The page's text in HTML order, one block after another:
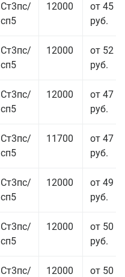
Ст3пс/
сп5
12000
от 45
руб.
Ст3пс/
сп5
12000
от 52
руб.
Ст3пс/
сп5
12000
от 47
руб.
Ст3пс/
сп5
11700
от 47
руб.
Ст3пс/
сп5
12000
от 49
руб.
Ст3пс/
сп5
12000
от 50
руб.
Ст3пс/
12000
от 50